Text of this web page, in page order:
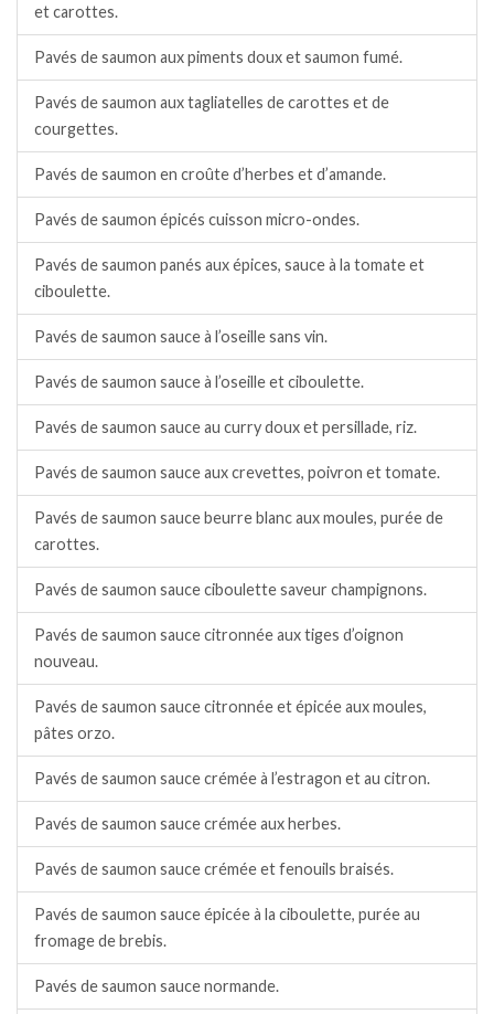
et carottes.
Pavés de saumon aux piments doux et saumon fumé.
Pavés de saumon aux tagliatelles de carottes et de
courgettes.
Pavés de saumon en croûte d’herbes et d’amande.
Pavés de saumon épicés cuisson micro-ondes.
Pavés de saumon panés aux épices, sauce à la tomate et
ciboulette.
Pavés de saumon sauce à l’oseille sans vin.
Pavés de saumon sauce à l’oseille et ciboulette.
Pavés de saumon sauce au curry doux et persillade, riz.
Pavés de saumon sauce aux crevettes, poivron et tomate.
Pavés de saumon sauce beurre blanc aux moules, purée de
carottes.
Pavés de saumon sauce ciboulette saveur champignons.
Pavés de saumon sauce citronnée aux tiges d’oignon
nouveau.
Pavés de saumon sauce citronnée et épicée aux moules,
pâtes orzo.
Pavés de saumon sauce crémée à l’estragon et au citron.
Pavés de saumon sauce crémée aux herbes.
Pavés de saumon sauce crémée et fenouils braisés.
Pavés de saumon sauce épicée à la ciboulette, purée au
fromage de brebis.
Pavés de saumon sauce normande.